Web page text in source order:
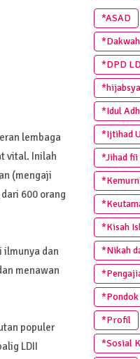
lembaga
vital. Inilah
(mengaji
600 orang
ilmunya dan
menawan
populer
LDII
*ASAD
*DPD
*Idul
*Ijtihad
*Jihad
*Kisah
*Nikah
*Pondok
*Profil
*Sosial